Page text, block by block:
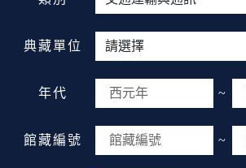
典藏單位
年代 ~
館藏編號 ~